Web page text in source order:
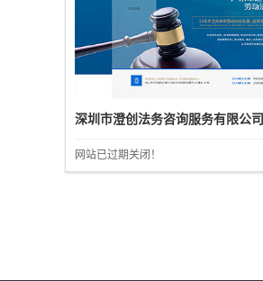
深圳市澄创法务咨询服务有限公司
网站已过期关闭！